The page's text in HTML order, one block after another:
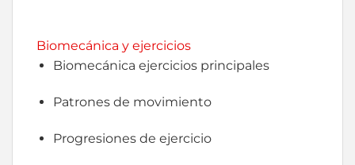
Biomecánica y ejercicios
Biomecánica ejercicios principales
Patrones de movimiento
Progresiones de ejercicio